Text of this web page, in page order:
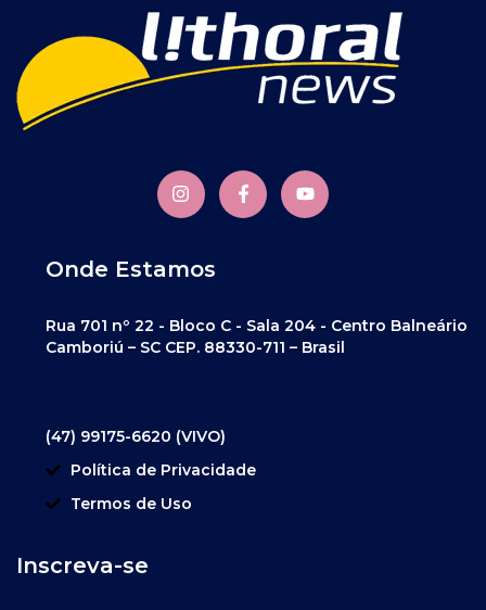
Onde Estamos
Rua 701 nº 22 - Bloco C - Sala 204 - Centro Balneário
Camboriú – SC CEP. 88330-711 – Brasil
(47) 99175-6620 (VIVO)
Política de Privacidade
Termos de Uso
Inscreva-se